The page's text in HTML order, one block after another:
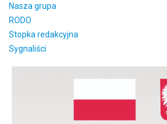
Nasza grupa
RODO
Stopka redakcyjna
Sygnaliści